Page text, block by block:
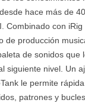
hace más de
Combinado con
de producción
de sonidos que
siguiente nivel. Un
le permite
patrones y